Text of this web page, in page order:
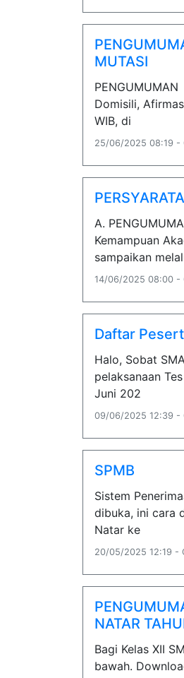
MUTASI
Domisili,
WIB, di
25/06/2025 08:19 -
A.
Kemampuan
sampaikan
14/06/2025 08:00 -
Daftar
Halo, Sobat
pelaksanaan
Juni 202
09/06/2025 12:39 -
SPMB
Sistem
dibuka, ini cara
Natar ke
20/05/2025 12:19 -
NATAR
Bagi Kelas XII
bawah.